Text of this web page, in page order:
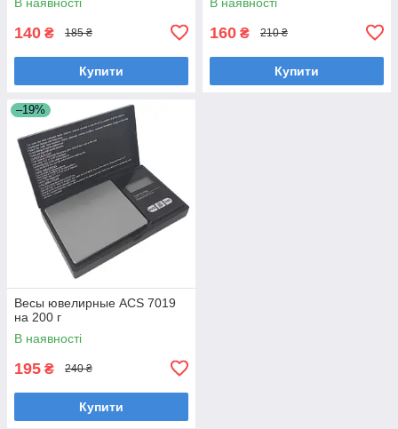
140 ₴ 185 ₴
Купити
160 ₴ 210 ₴
Купити
–19%
Весы ювелирные ACS 7019
на 200 г
В наявності
195 ₴ 240 ₴
Купити